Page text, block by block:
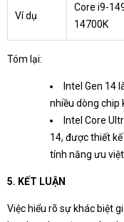
Ví dụ
Core i9-
14700K
Tóm lại:
Intel Gen 14
nhiều dòng chip
Intel Core
14, được thiết
tính năng ưu việt
5. KẾT LUẬN
Việc hiểu rõ sự khác biệt